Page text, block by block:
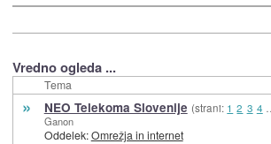
Vredno ogleda ...
Tema
» NEO Telekoma Slovenije (strani: 1 2 3 4
Ganon
Oddelek:Omrežja in internet